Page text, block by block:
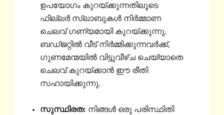
ഉപയോഗം കുറയ്ക്കുന്നതിലൂടെ
ഫില്ലർ സ്ലാബുകൾ നിർമ്മാണ
ചെലവ് ഗണ്യമായി കുറയ്ക്കുന്നു.
ബഡ്ജറ്റിൽ വീട് നിർമ്മിക്കുന്നവർക്ക്,
ഗുണമേന്മയിൽ വിട്ടുവീഴ്ച ചെയ്യാതെ
ചെലവ് കുറയ്ക്കാൻ ഈ രീതി
സഹായിക്കുന്നു.
സുസ്ഥിരത: നിങ്ങൾ ഒരു പരിസ്ഥിതി